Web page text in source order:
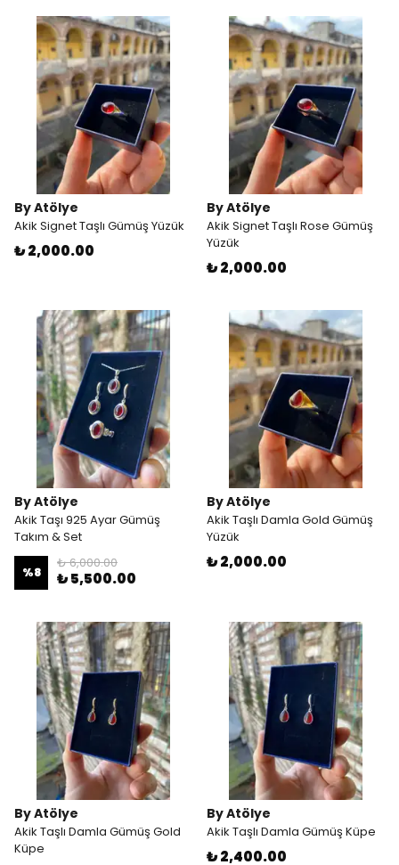
By Atölye
Akik Signet Taşlı Gümüş Yüzük
₺ 2,000.00
By Atölye
Akik Signet Taşlı Rose Gümüş
Yüzük
₺ 2,000.00
By Atölye
Akik Taşı 925 Ayar Gümüş
Takım & Set
%8
₺ 6,000.00
₺ 5,500.00
By Atölye
Akik Taşlı Damla Gold Gümüş
Yüzük
₺ 2,000.00
By Atölye
Akik Taşlı Damla Gümüş Gold
Küpe
By Atölye
Akik Taşlı Damla Gümüş Küpe
₺ 2,400.00